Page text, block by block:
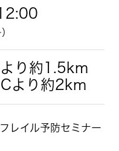
り約1.5km
より約2km
レイル予防セミナー